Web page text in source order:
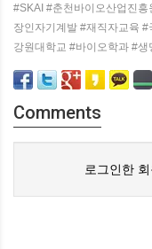
#SKAI #춘천바이오산업진
장인자기계발 #재직자교육
강원대학교 #바이오학과 #
Comments
로그인한